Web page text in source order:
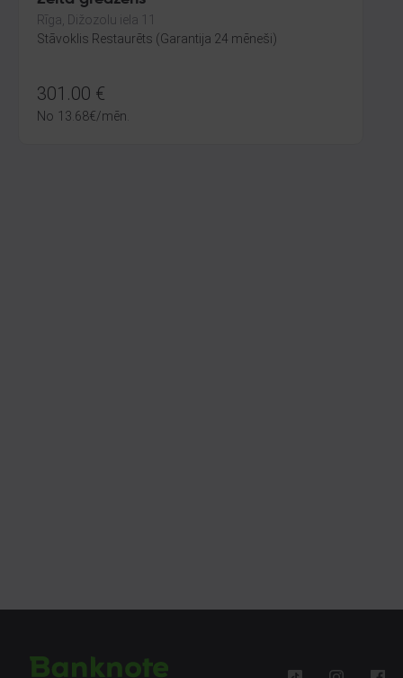
Rīga, Dižozolu iela 11
Stāvoklis Restaurēts (Garantija 24 mēneši)
301.00 €
No 13.68€/mēn.